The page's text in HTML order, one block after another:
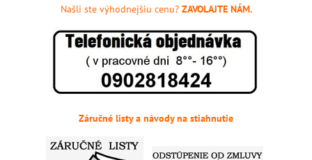
Našli ste výhodnejšiu cenu?ZAVOLAJTE NÁM.
Záručné listy a návody na stiahnutie